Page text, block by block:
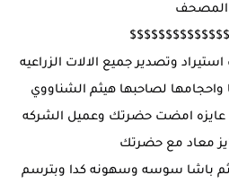
المصحف
وتصدير جميع الالات الزراعيه
واحجامها لصاحبها هيثم الشناووي
عايزه امضت حضرتك وعميل الشركه
معاد مع حضرتك
باشا سوسه وسهونه كدا وبترسم